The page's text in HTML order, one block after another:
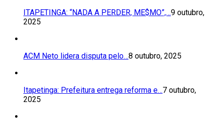
ITAPETINGA: “NADA A PERDER, ME$MO”,…9 outubro,
2025
ACM Neto lidera disputa pelo…8 outubro, 2025
Itapetinga: Prefeitura entrega reforma e…7 outubro,
2025